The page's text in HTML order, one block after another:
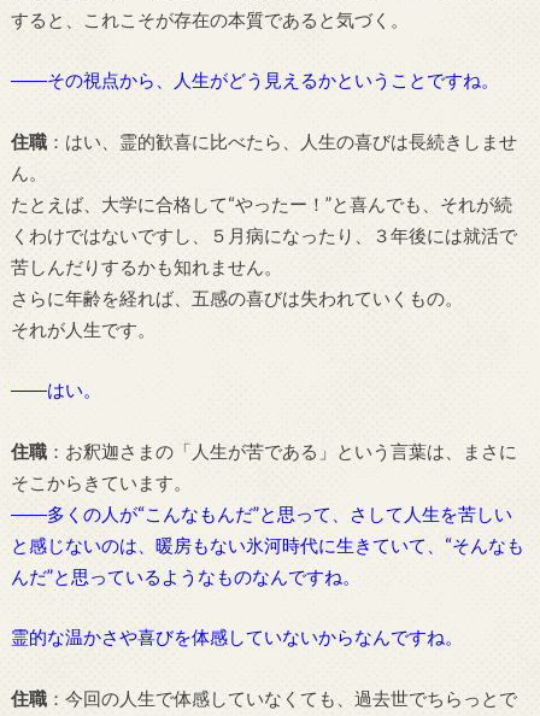
すると、これこそが存在の本質であると気づく。
――その視点から、人生がどう見えるかということですね。
住職：はい、霊的歓喜に比べたら、人生の喜びは長続きしませ
ん。
たとえば、大学に合格して“やったー！”と喜んでも、それが続
くわけではないですし、５月病になったり、３年後には就活で
苦しんだりするかも知れません。
さらに年齢を経れば、五感の喜びは失われていくもの。
それが人生です。
――はい。
住職：お釈迦さまの「人生が苦である」という言葉は、まさに
そこからきています。
――多くの人が“こんなもんだ”と思って、さして人生を苦しい
と感じないのは、暖房もない氷河時代に生きていて、“そんなも
んだ”と思っているようなものなんですね。
霊的な温かさや喜びを体感していないからなんですね。
住職：今回の人生で体感していなくても、過去世でちらっとで